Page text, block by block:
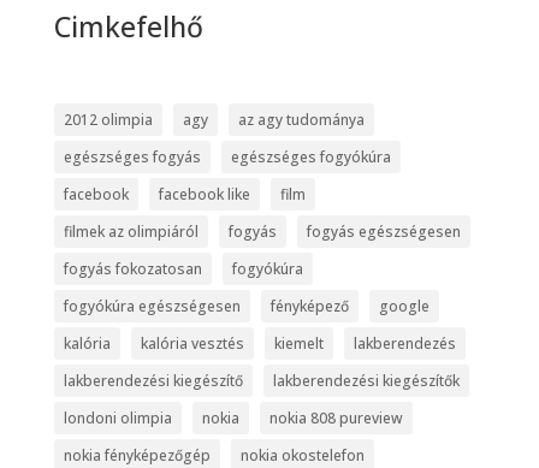
Cimkefelhő
2012 olimpia agy
az agy tudománya
egészséges fogyás
egészséges fogyókúra
facebook
facebook like
film
filmek az olimpiáról
fogyás
fogyás egészségesen
fogyás fokozatosan
fogyókúra
fogyókúra egészségesen
fényképező
google
kalória
kalória vesztés kiemelt
lakberendezés
lakberendezési kiegészítő
lakberendezési kiegészítők
londoni olimpia
nokia
nokia 808 pureview
nokia fényképezőgép
nokia okostelefon